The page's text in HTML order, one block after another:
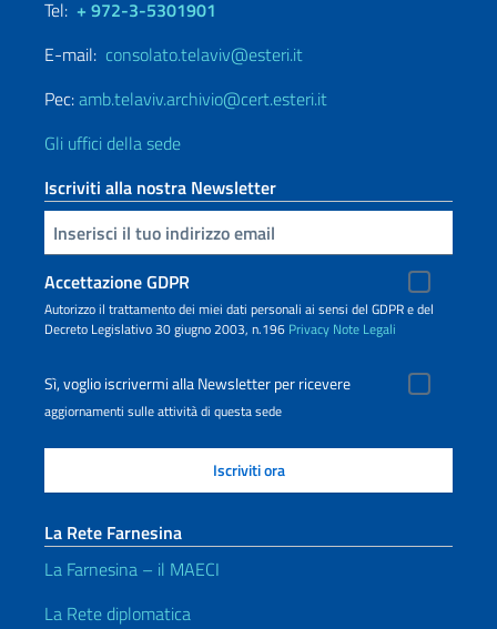
Tel: + 972-3-5301901
E-mail: consolato.telaviv@esteri.it
Pec:amb.telaviv.archivio@cert.esteri.it
Gli uffici della sede
Iscriviti alla nostra Newsletter
Inserisci la tua email
Accettazione GDPR
Autorizzo il trattamento dei miei dati personali ai sensi del GDPR e del
Decreto Legislativo 30 giugno 2003, n.196 Privacy Note Legali
Sì, voglio iscrivermi alla Newsletter per ricevere
aggiornamenti sulle attività di questa sede
La Rete Farnesina
La Farnesina – il MAECI
La Rete diplomatica